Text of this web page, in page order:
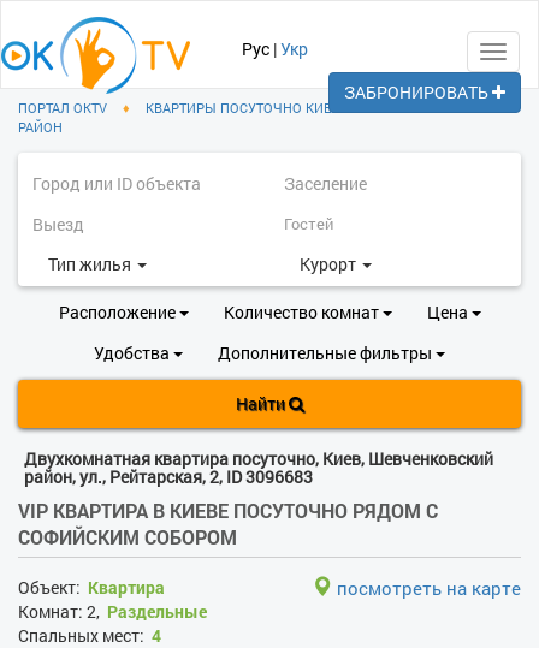
Рус |Укр
ПОРТАЛ OKTV ♦ КВАРТИРЫ ПОСУТОЧНО КИЕВ
РАЙОН
Тип жилья Курорт
Расположение Количество комнат
Цена
Удобства
Дополнительные фильтры
Найти
Двухкомнатная квартира посуточно, Киев, Шевченковский
район, ул., Рейтарская, 2, ID 3096683
VIP КВАРТИРА В КИЕВЕ ПОСУТОЧНО РЯДОМ С
СОФИЙСКИМ СОБОРОМ
Объект: Квартира
Комнат: 2, Раздельные
Спальных мест: 4
посмотреть на карте
ЗАБРОНИРОВАТЬ